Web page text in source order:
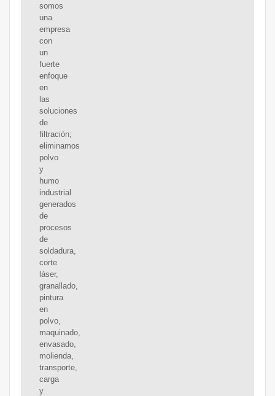
somos
una
empresa
con
un
fuerte
enfoque
en
las
soluciones
de
filtración;
eliminamos
polvo
y
humo
industrial
generados
de
procesos
de
soldadura,
corte
láser,
granallado,
pintura
en
polvo,
maquinado,
envasado,
molienda,
transporte,
carga
y